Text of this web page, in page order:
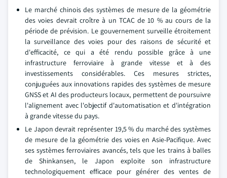
Le marché chinois des systèmes de mesure de la géométrie
des voies devrait croître à un TCAC de 10 % au cours de la
période de prévision. Le gouvernement surveille étroitement
la surveillance des voies pour des raisons de sécurité et
d'efficacité, ce qui a été rendu possible grâce à une
infrastructure ferroviaire à grande vitesse et à des
investissements considérables. Ces mesures strictes,
conjuguées aux innovations rapides des systèmes de mesure
GNSS et AI des producteurs locaux, permettent de poursuivre
l'alignement avec l'objectif d'automatisation et d'intégration
à grande vitesse du pays.
Le Japon devrait représenter 19,5 % du marché des systèmes
de mesure de la géométrie des voies en Asie-Pacifique. Avec
ses systèmes ferroviaires avancés, tels que les trains à balles
de Shinkansen, le Japon exploite son infrastructure
technologiquement efficace pour générer des ventes de